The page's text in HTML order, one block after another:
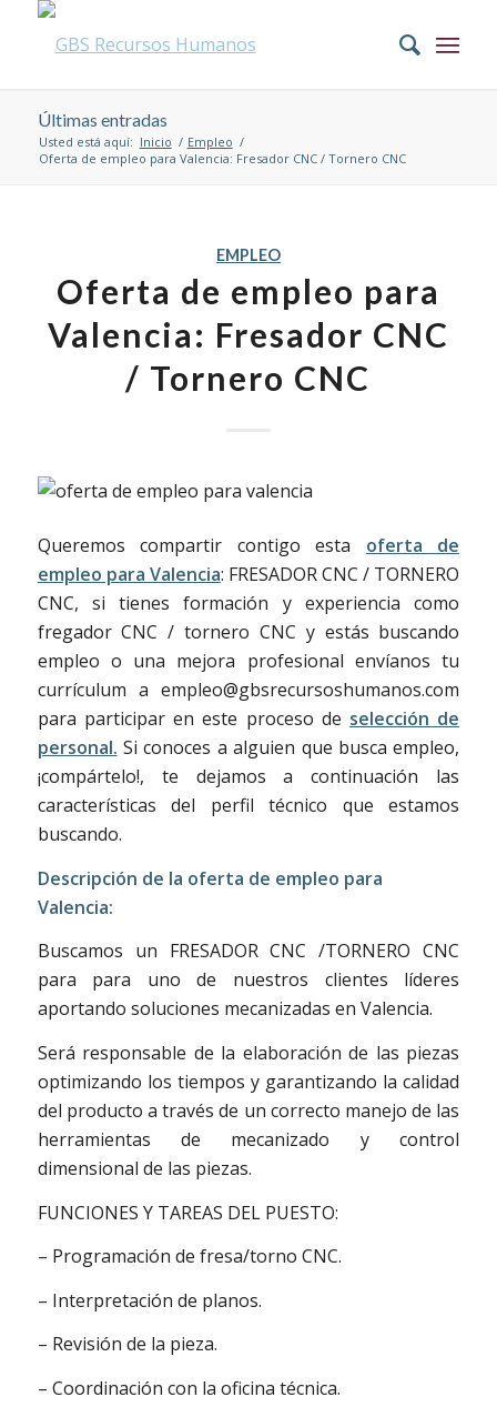
Últimas entradas
Usted está aquí: Inicio / Empleo /
Oferta de empleo para Valencia: Fresador CNC / Tornero CNC
EMPLEO
Oferta de empleo para
Valencia: Fresador CNC
/ Tornero CNC
Queremos compartir contigo esta oferta de
empleo para Valencia: FRESADOR CNC / TORNERO
CNC, si tienes formación y experiencia como
fregador CNC / tornero CNC y estás buscando
empleo o una mejora profesional envíanos tu
currículum a empleo@gbsrecursoshumanos.com
para participar en este proceso de selección de
personal. Si conoces a alguien que busca empleo,
¡compártelo!, te dejamos a continuación las
características del perfil técnico que estamos
buscando.
Descripción de la oferta de empleo para
Valencia:
Buscamos un FRESADOR CNC /TORNERO CNC
para para uno de nuestros clientes líderes
aportando soluciones mecanizadas en Valencia.
Será responsable de la elaboración de las piezas
optimizando los tiempos y garantizando la calidad
del producto a través de un correcto manejo de las
herramientas de mecanizado y control
dimensional de las piezas.
FUNCIONES Y TAREAS DEL PUESTO:
– Programación de fresa/torno CNC.
– Interpretación de planos.
– Revisión de la pieza.
– Coordinación con la oficina técnica.